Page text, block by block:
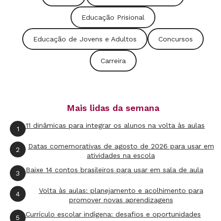
Educação Prisional
Educação de Jovens e Adultos Concursos
Carreira
Mais lidas da semana
1 11 dinâmicas para integrar os alunos na volta às aulas
2
Datas comemorativas de agosto de 2026 para usar em
atividades na escola
3 Baixe 14 contos brasileiros para usar em sala de aula
4
Volta às aulas: planejamento e acolhimento para
promover novas aprendizagens
5 Currículo escolar indígena: desafios e oportunidades